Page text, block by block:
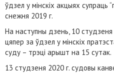
ўдзел у мінскіх акцыях супраць
снежня 2019 г.
На наступны дзень, 10 студзеня
цяпер за ўдзел у мінскіх
суду – трэці арышт на 15 сутак.
13 студзеня 2020 г. судовы